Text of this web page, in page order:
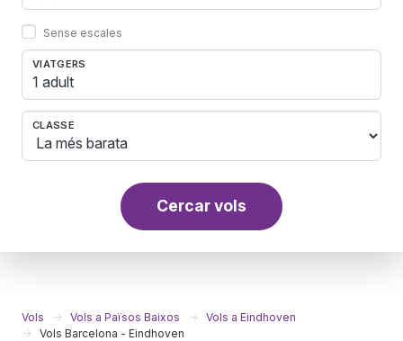
Sense escales
VIATGERS
1 adult
CLASSE
Cercar vols
Vols Vols a Països Baixos
Vols a Eindhoven
Vols Barcelona - Eindhoven